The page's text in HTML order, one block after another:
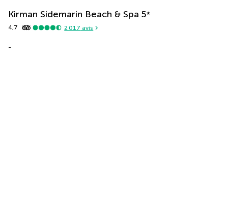
Kirman Sidemarin Beach & Spa 5*
4,7 2 017 avis
-